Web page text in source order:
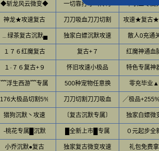
◆斩龙风云微变◆ 一切靠打才叫传奇 单职业专属
神龙★攻速复古 刀刀吸血刀刀切割 攻速★复古★
﹍绿茶复古沉默▄ 独家白嫖沉默攻速 散人0充通
１７６红魔复古 复古+７ 红魔神通血
１·７６复古+９ 怀旧攻速小极品 特色专属神
﹌浮生西游﹌专属 500种宠物任意换 零充毕业▲
176大极品切割5% 刀刀切割刀刀吸血 ╱极品
猎狗沉默丶攻速 〔复古沉默专属〕 独家白嫖微
-桃花专属█沉默 █全新上市█专属 ０元起步全
小乔沉默●复古 独家复古微变攻速 礼包免费拿